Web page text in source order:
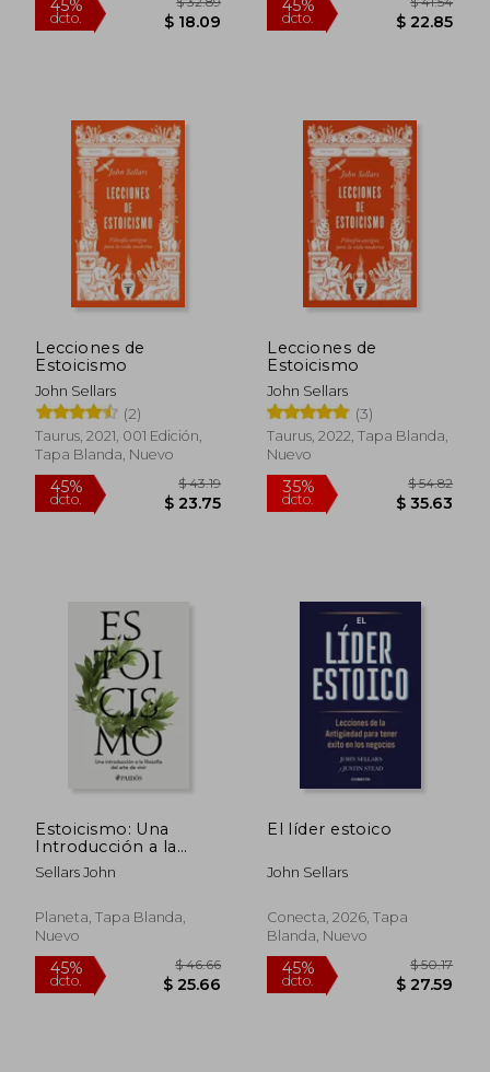
Lecciones de
Estoicismo
John Sellars
(2)
Taurus, 2021, 001 Edición,
Tapa Blanda, Nuevo
45%
dcto.
Lecciones de
Estoicismo
John Sellars
(3)
Taurus, 2022, Tapa Blanda,
Nuevo
dcto.
Estoicismo: Una
Introducción a la
Filosofía del Arte de
Vivir / Stoicism
Sellars John
Planeta, Tapa Blanda,
Nuevo
El líder estoico
John Sellars
Conecta, 2026, Tapa
Blanda, Nuevo